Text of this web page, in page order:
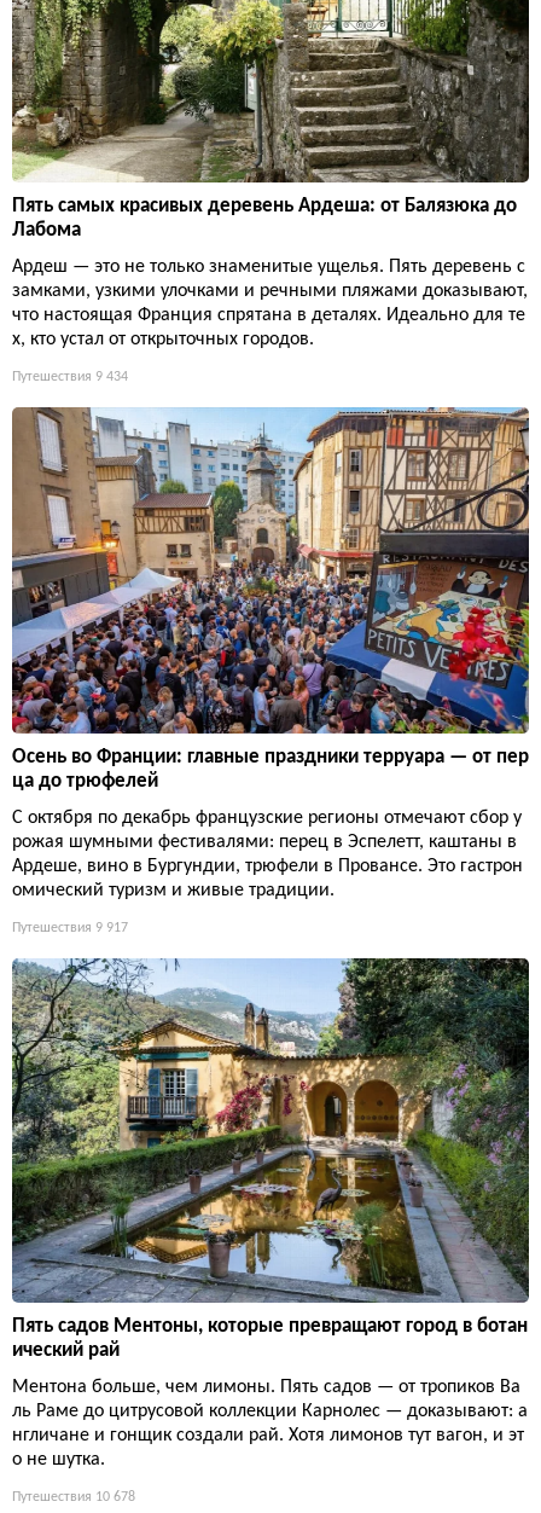
Пять самых красивых деревень Ардеша: от Балязюка до
Лабома
Ардеш — это не только знаменитые ущелья. Пять деревень с
замками, узкими улочками и речными пляжами доказывают,
что настоящая Франция спрятана в деталях. Идеально для те
х, кто устал от открыточных городов.
Путешествия 9 434
Осень во Франции: главные праздники терруара — от пер
ца до трюфелей
С октября по декабрь французские регионы отмечают сбор у
рожая шумными фестивалями: перец в Эспелетт, каштаны в
Ардеше, вино в Бургундии, трюфели в Провансе. Это гастрон
омический туризм и живые традиции.
Путешествия 9 917
Пять садов Ментоны, которые превращают город в ботан
ический рай
Ментона больше, чем лимоны. Пять садов — от тропиков Ва
ль Раме до цитрусовой коллекции Карнолес — доказывают: а
нгличане и гонщик создали рай. Хотя лимонов тут вагон, и эт
о не шутка.
Путешествия 10 678